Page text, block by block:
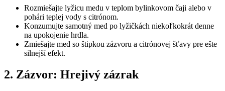
Rozmiešajte lyžicu medu v teplom bylinkovom čaji alebo v
pohári teplej vody s citrónom.
Konzumujte samotný med po lyžičkách niekoľkokrát denne
na upokojenie hrdla.
Zmiešajte med so štipkou zázvoru a citrónovej šťavy pre ešte
silnejší efekt.
2. Zázvor: Hrejivý zázrak